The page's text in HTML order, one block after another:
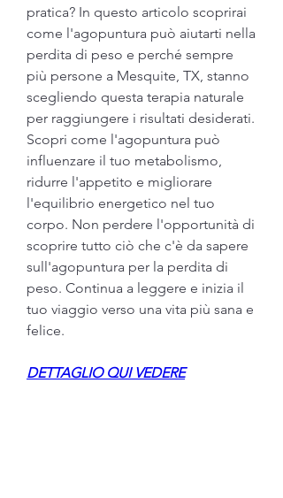
pratica? In questo articolo scoprirai
come l'agopuntura può aiutarti nella
perdita di peso e perché sempre
più persone a Mesquite, TX, stanno
scegliendo questa terapia naturale
per raggiungere i risultati desiderati.
Scopri come l'agopuntura può
influenzare il tuo metabolismo,
ridurre l'appetito e migliorare
l'equilibrio energetico nel tuo
corpo. Non perdere l'opportunità di
scoprire tutto ciò che c'è da sapere
sull'agopuntura per la perdita di
peso. Continua a leggere e inizia il
tuo viaggio verso una vita più sana e
felice.
DETTAGLIO QUI VEDERE